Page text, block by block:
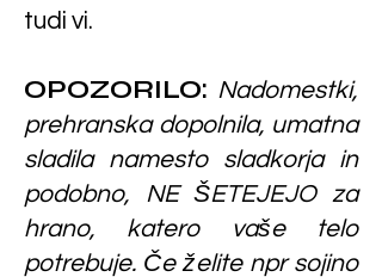
tudi vi.
OPOZORILO: Nadomestki,
prehranska dopolnila, umatna
sladila namesto sladkorja in
podobno, NE ŠETEJEJO za
hrano, katero vaše telo
potrebuje. Če želite npr sojino